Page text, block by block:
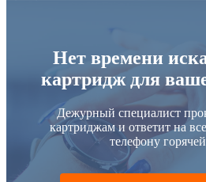
Нет времени
картридж для
Дежурный специалист
картриджам и ответит на
телефону